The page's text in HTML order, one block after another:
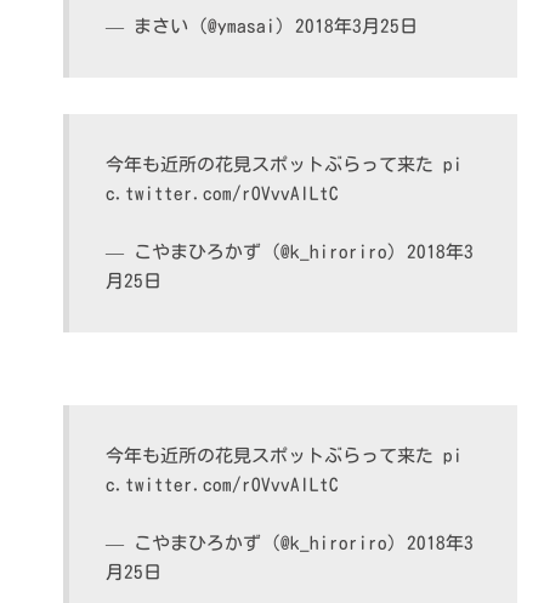
— まさい (@ymasai) 2018年3月25日
今年も近所の花見スポットぶらって来たpi
c.twitter.com/rOVvvAlLtC
— こやまひろかず (@k_hiroriro) 2018年3
月25日
今年も近所の花見スポットぶらって来たpi
c.twitter.com/rOVvvAlLtC
— こやまひろかず (@k_hiroriro) 2018年3
月25日